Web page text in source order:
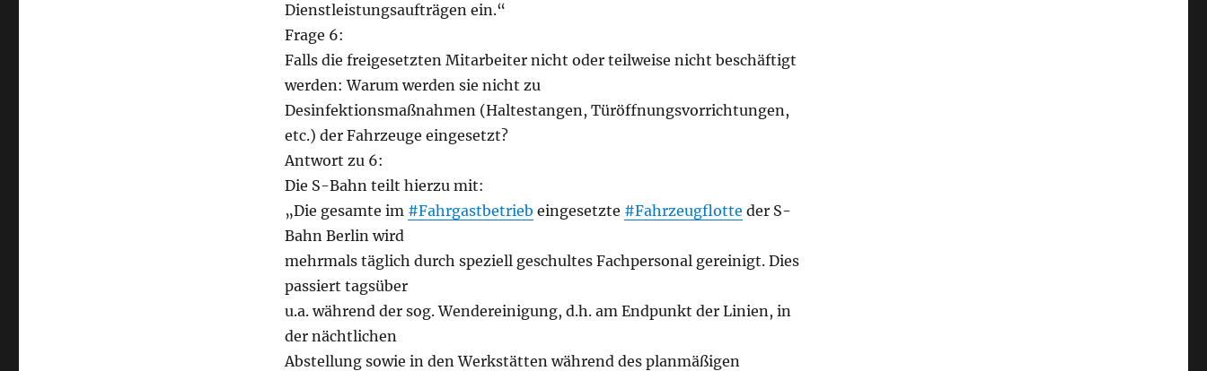
Dienstleistungsaufträgen ein.“
Frage 6:
Falls die freigesetzten Mitarbeiter nicht oder teilweise nicht beschäftigt
werden: Warum werden sie nicht zu
Desinfektionsmaßnahmen (Haltestangen, Türöffnungsvorrichtungen,
etc.) der Fahrzeuge eingesetzt?
Antwort zu 6:
Die S-Bahn teilt hierzu mit:
„Die gesamte im #Fahrgastbetrieb eingesetzte #Fahrzeugflotte der S-
Bahn Berlin wird
mehrmals täglich durch speziell geschultes Fachpersonal gereinigt. Dies
passiert tagsüber
u.a. während der sog. Wendereinigung, d.h. am Endpunkt der Linien, in
der nächtlichen
Abstellung sowie in den Werkstätten während des planmäßigen